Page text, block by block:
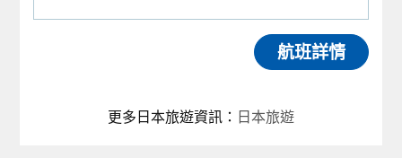
航班詳情
更多日本旅遊資訊 ： 日本旅遊